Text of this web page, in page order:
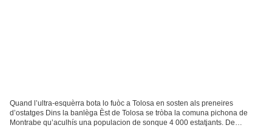
Quand l’ultra-esquèrra bota lo fuòc a Tolosa en sosten als preneires
d’ostatges Dins la banlèga Èst de Tolosa se tròba la comuna pichona de
Montrabe qu’aculhís una populacion de sonque 4 000 estatjants. De